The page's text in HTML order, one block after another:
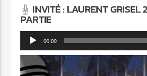
INVITÉ : LAURENT GRISEL
PARTIE
Lecteur
audio
00:00